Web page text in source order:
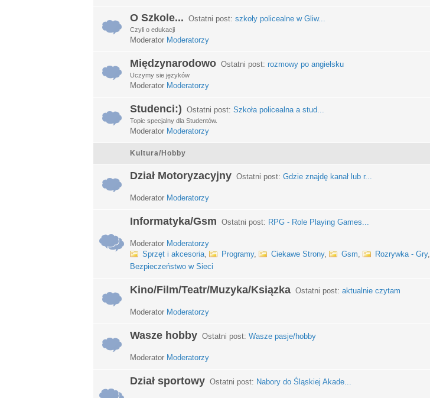
O Szkole... Ostatni post: szkoły policealne w Gliw...
Czyli o edukacji
Moderator Moderatorzy
Międzynarodowo Ostatni post: rozmowy po angielsku
Uczymy sie języków
Moderator Moderatorzy
Studenci:) Ostatni post: Szkoła policealna a stud...
Topic specjalny dla Studentów.
Moderator Moderatorzy
Kultura/Hobby
Dział Motoryzacyjny Ostatni post: Gdzie znajdę kanał lub r...
Moderator Moderatorzy
Informatyka/Gsm Ostatni post: RPG - Role Playing Games...
Moderator Moderatorzy
Sprzęt i akcesoria, Programy, Ciekawe Strony, Gsm, Rozrywka - Gry,
Bezpieczeństwo w Sieci
Kino/Film/Teatr/Muzyka/Ksiązka Ostatni post: aktualnie czytam
Moderator Moderatorzy
Wasze hobby Ostatni post: Wasze pasje/hobby
Moderator Moderatorzy
Dział sportowy Ostatni post: Nabory do Śląskiej Akade...